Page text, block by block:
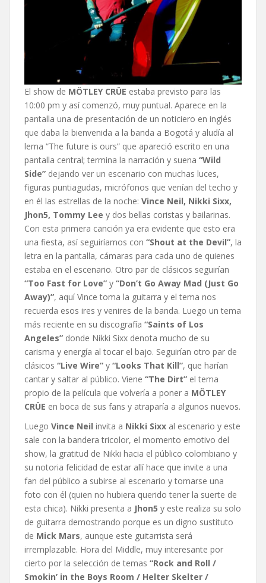
El show de MÖTLEY CRÜE estaba previsto para las
10:00 pm y así comenzó, muy puntual. Aparece en la
pantalla una de presentación de un noticiero en inglés
que daba la bienvenida a la banda a Bogotá y aludía al
lema “The future is ours” que apareció escrito en una
pantalla central; termina la narración y suena “Wild
Side” dejando ver un escenario con muchas luces,
figuras puntiagudas, micrófonos que venían del techo y
en él las estrellas de la noche: Vince Neil, Nikki Sixx,
Jhon5, Tommy Lee y dos bellas coristas y bailarinas.
Con esta primera canción ya era evidente que esto era
una fiesta, así seguiríamos con “Shout at the Devil”, la
letra en la pantalla, cámaras para cada uno de quienes
estaba en el escenario. Otro par de clásicos seguirían
“Too Fast for Love” y “Don’t Go Away Mad (Just Go
Away)”, aquí Vince toma la guitarra y el tema nos
recuerda esos ires y venires de la banda. Luego un tema
más reciente en su discografía “Saints of Los
Angeles” donde Nikki Sixx denota mucho de su
carisma y energía al tocar el bajo. Seguirían otro par de
clásicos “Live Wire” y “Looks That Kill”, que harían
cantar y saltar al público. Viene “The Dirt” el tema
propio de la película que volvería a poner a MÖTLEY
CRÜE en boca de sus fans y atraparía a algunos nuevos.
Luego Vince Neil invita a Nikki Sixx al escenario y este
sale con la bandera tricolor, el momento emotivo del
show, la gratitud de Nikki hacia el público colombiano y
su notoria felicidad de estar allí hace que invite a una
fan del público a subirse al escenario y tomarse una
foto con él (quien no hubiera querido tener la suerte de
esta chica). Nikki presenta a Jhon5 y este realiza su solo
de guitarra demostrando porque es un digno sustituto
de Mick Mars, aunque este guitarrista será
irremplazable. Hora del Middle, muy interesante por
cierto por la selección de temas “Rock and Roll /
Smokin’ in the Boys Room / Helter Skelter /